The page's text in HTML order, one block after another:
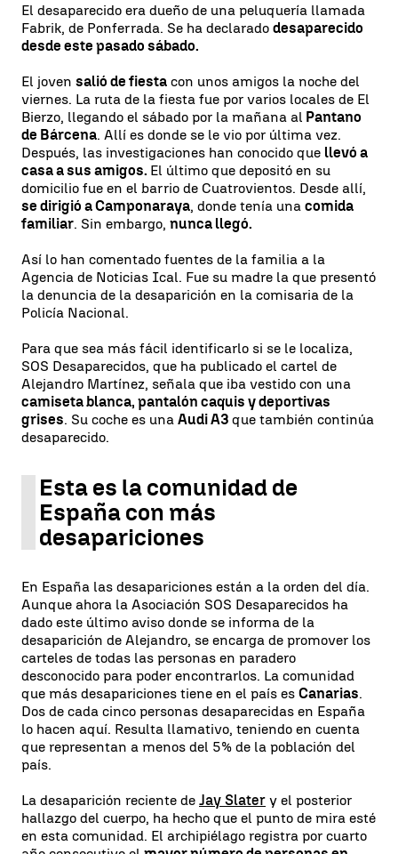
El desaparecido era dueño de una peluquería llamada
Fabrik, de Ponferrada. Se ha declarado desaparecido
desde este pasado sábado.
El joven salió de fiesta con unos amigos la noche del
viernes. La ruta de la fiesta fue por varios locales de El
Bierzo, llegando el sábado por la mañana al Pantano
de Bárcena. Allí es donde se le vio por última vez.
Después, las investigaciones han conocido que llevó a
casa a sus amigos. El último que depositó en su
domicilio fue en el barrio de Cuatrovientos. Desde allí,
se dirigió a Camponaraya, donde tenía una comida
familiar. Sin embargo, nunca llegó.
Así lo han comentado fuentes de la familia a la
Agencia de Noticias Ical. Fue su madre la que presentó
la denuncia de la desaparición en la comisaria de la
Policía Nacional.
Para que sea más fácil identificarlo si se le localiza,
SOS Desaparecidos, que ha publicado el cartel de
Alejandro Martínez, señala que iba vestido con una
camiseta blanca, pantalón caquis y deportivas
grises. Su coche es una Audi A3 que también continúa
desaparecido.
Esta es la comunidad de
España con más
desapariciones
En España las desapariciones están a la orden del día.
Aunque ahora la Asociación SOS Desaparecidos ha
dado este último aviso donde se informa de la
desaparición de Alejandro, se encarga de promover los
carteles de todas las personas en paradero
desconocido para poder encontrarlos. La comunidad
que más desapariciones tiene en el país es Canarias.
Dos de cada cinco personas desaparecidas en España
lo hacen aquí. Resulta llamativo, teniendo en cuenta
que representan a menos del 5% de la población del
país.
La desaparición reciente de Jay Slater y el posterior
hallazgo del cuerpo, ha hecho que el punto de mira esté
en esta comunidad. El archipiélago registra por cuarto